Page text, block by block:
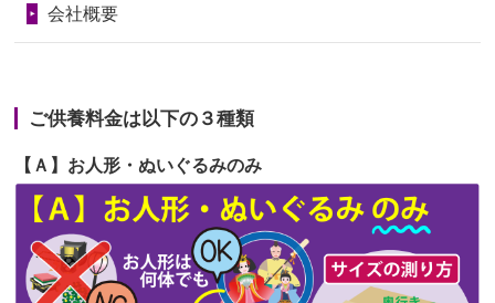
の祖父母か...
2026/06/20
雛人形をお道具も含め一式で引き取っ
てくださる...
2026/06/19
インターネット検索でホームページを
見つけまし...
第65回人形供養祭令和5年11月09日(木)
第64回人形供養祭令和5年9月21日(木)
第63回人形供養祭 令和5年8月1日(火)
第62回人形供養祭令和5年6月21日(水)
会社概要
ご供養料金は以下の３種類
【Ａ】お人形・ぬいぐるみのみ